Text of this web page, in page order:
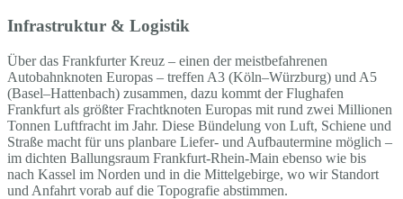
Infrastruktur & Logistik
Über das Frankfurter Kreuz – einen der meistbefahrenen
Autobahnknoten Europas – treffen A3 (Köln–Würzburg) und A5
(Basel–Hattenbach) zusammen, dazu kommt der Flughafen
Frankfurt als größter Frachtknoten Europas mit rund zwei Millionen
Tonnen Luftfracht im Jahr. Diese Bündelung von Luft, Schiene und
Straße macht für uns planbare Liefer- und Aufbautermine möglich –
im dichten Ballungsraum Frankfurt-Rhein-Main ebenso wie bis
nach Kassel im Norden und in die Mittelgebirge, wo wir Standort
und Anfahrt vorab auf die Topografie abstimmen.